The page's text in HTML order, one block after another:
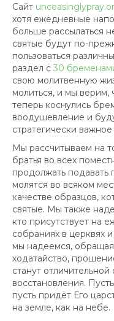
Сайт
хотя ежедневные
больше рассылаться
святые будут по-
пользоваться
раздел с 30
свою молитвенную
молиться, и мы верим,
теперь коснулись
воодушевление и
стратегически
Мы рассчитываем на
братья во всех
продолжать
молятся во всяком
качестве образцов,
святые. Мы также
кто присутствует на
собраниях в церквях
мы надеемся, обращая
ходатайство,
станут
восстановления.
пусть придёт Его
на земле, как на небе.